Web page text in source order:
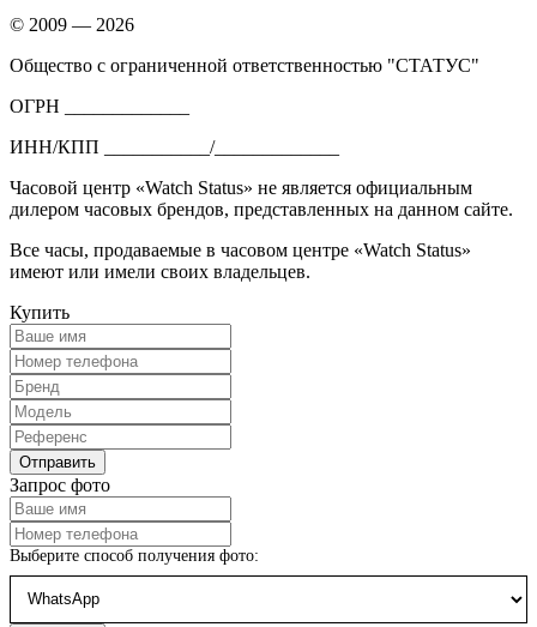
© 2009 — 2026
Общество с ограниченной ответственностью "СТАТУС"
ОГРН _____________
ИНН/КПП ___________/_____________
Часовой центр «Watch Status» не является официальным
дилером часовых брендов, представленных на данном сайте.
Все часы, продаваемые в часовом центре «Watch Status»
имеют или имели своих владельцев.
Купить
Запрос фото
Выберите способ получения фото: